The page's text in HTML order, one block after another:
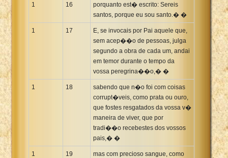
1 16
porquanto est� escrito: Sereis
santos, porque eu sou santo.� �
1 17
E, se invocais por Pai aquele que,
sem acep��o de pessoas, julga
segundo a obra de cada um, andai
em temor durante o tempo da
vossa peregrina��o,� �
1 18
sabendo que n�o foi com coisas
corrupt�veis, como prata ou ouro,
que fostes resgatados da vossa v�
maneira de viver, que por
tradi��o recebestes dos vossos
pais,� �
1 19
mas com precioso sangue, como